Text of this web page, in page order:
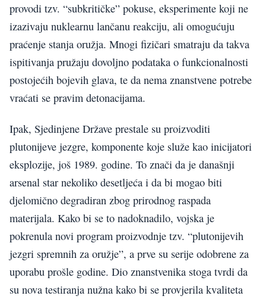
provodi tzv. “subkritičke” pokuse, eksperimente koji ne
izazivaju nuklearnu lančanu reakciju, ali omogućuju
praćenje stanja oružja. Mnogi fizičari smatraju da takva
ispitivanja pružaju dovoljno podataka o funkcionalnosti
postojećih bojevih glava, te da nema znanstvene potrebe
vraćati se pravim detonacijama.
Ipak, Sjedinjene Države prestale su proizvoditi
plutonijeve jezgre, komponente koje služe kao inicijatori
eksplozije, još 1989. godine. To znači da je današnji
arsenal star nekoliko desetljeća i da bi mogao biti
djelomično degradiran zbog prirodnog raspada
materijala. Kako bi se to nadoknadilo, vojska je
pokrenula novi program proizvodnje tzv. “plutonijevih
jezgri spremnih za oružje”, a prve su serije odobrene za
uporabu prošle godine. Dio znanstvenika stoga tvrdi da
su nova testiranja nužna kako bi se provjerila kvaliteta